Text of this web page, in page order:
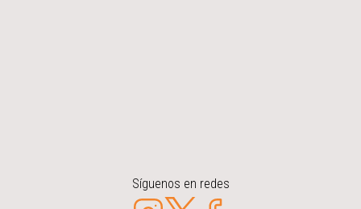
Síguenos en redes